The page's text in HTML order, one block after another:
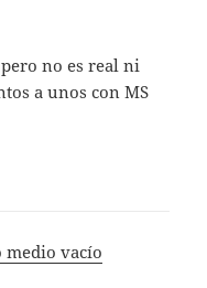
no es real ni
a unos con MS
vacío